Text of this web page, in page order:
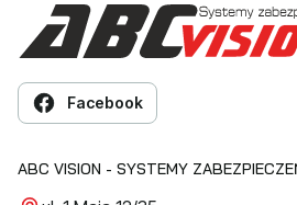
Facebook
ABC VISION - SYSTEMY